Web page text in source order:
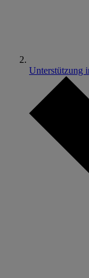
Unterstützung